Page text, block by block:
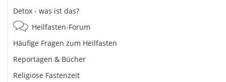
Detox - was ist das?
Heilfasten-Forum
Häufige Fragen zum Heilfasten
Reportagen & Bücher
Religiöse Fastenzeit